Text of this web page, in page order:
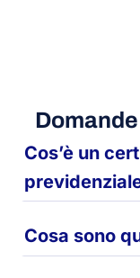
Cos’è un
Cosa sono